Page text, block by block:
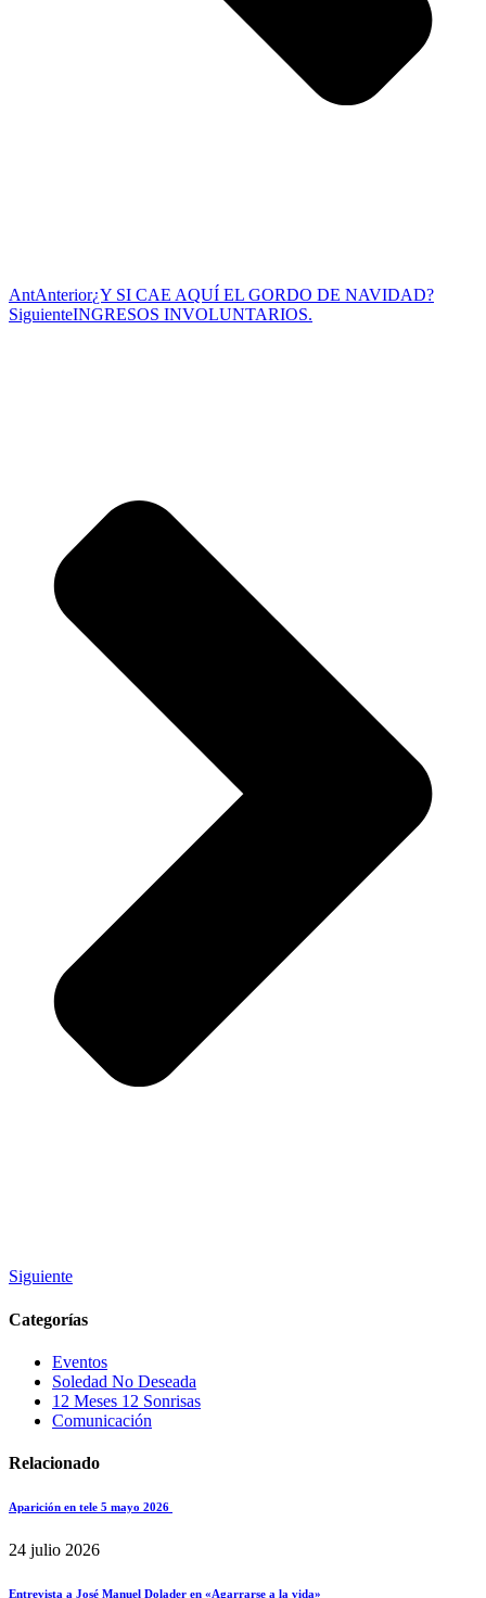
AntAnterior¿Y SI CAE AQUÍ EL GORDO DE NAVIDAD?
SiguienteINGRESOS INVOLUNTARIOS.
Siguiente
Categorías
Eventos
Soledad No Deseada
12 Meses 12 Sonrisas
Comunicación
Relacionado
Aparición en tele 5 mayo 2026
24 julio 2026
Entrevista a José Manuel Dolader en «Agarrarse a la vida»